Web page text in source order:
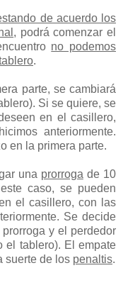
de acuerdo los
, podrá comenzar el
no podemos
.
parte, se cambiará
Si se quiere, se
en el casillero,
anteriormente.
en la primera parte.
una prorroga de 10
caso, se pueden
el casillero, con las
Se decide
y el perdedor
el tablero). El empate
suerte de los penaltis.